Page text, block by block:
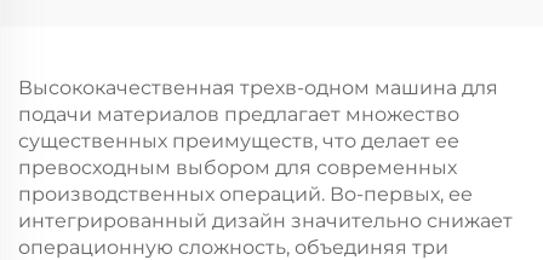
Высококачественная трехв-одном машина для
подачи материалов предлагает множество
существенных преимуществ, что делает ее
превосходным выбором для современных
производственных операций. Во-первых, ее
интегрированный дизайн значительно снижает
операционную сложность, объединяя три